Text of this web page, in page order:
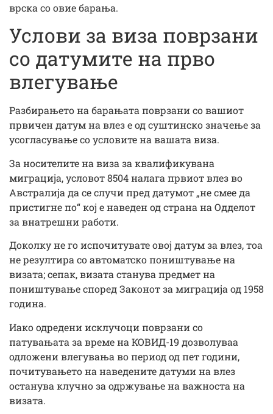
врска со овие барања.
Услови за виза поврзани
со датумите на прво
влегување
Разбирањето на барањата поврзани со вашиот
првичен датум на влез е од суштинско значење за
усогласување со условите на вашата виза.
За носителите на виза за квалификувана
миграција, условот 8504 налага првиот влез во
Австралија да се случи пред датумот „не смее да
пристигне по“ кој е наведен од страна на Одделот
за внатрешни работи.
Доколку не го испочитувате овој датум за влез, тоа
не резултира со автоматско поништување на
визата; сепак, визата станува предмет на
поништување според Законот за миграција од 1958
година.
Иако одредени исклучоци поврзани со
патувањата за време на КОВИД-19 дозволуваа
одложени влегувања во период од пет години,
почитувањето на наведените датуми на влез
останува клучно за одржување на важноста на
визата.